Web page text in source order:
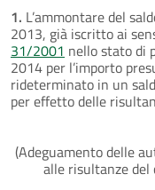
1. L’ammontare del
2013, già iscritto ai
31/2001 nello stato di
2014 per l’importo
rideterminato in un
per effetto delle
(Adeguamento delle
alle risultanze del